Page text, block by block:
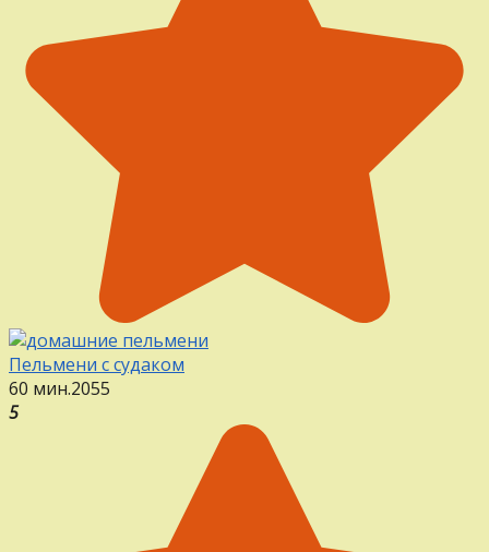
Пельмени с судаком
60 мин.2055
5